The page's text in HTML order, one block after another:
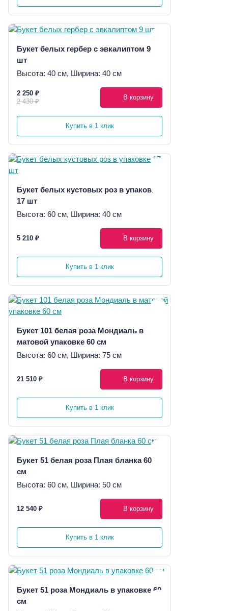
Букет белых гербер с эвкалиптом 9
шт
Высота: 40 см, Ширина: 40 см
2 250 ₽
2 430 ₽
В корзину
Купить в 1 клик
Букет белых кустовых роз в упаковке
17 шт
Высота: 60 см, Ширина: 40 см
5 210 ₽ В корзину
Купить в 1 клик
Букет 101 белая роза Мондиаль в
матовой упаковке 60 см
Высота: 60 см, Ширина: 75 см
21 510 ₽ В корзину
Купить в 1 клик
Букет 51 белая роза Плая бланка 60
см
Высота: 60 см, Ширина: 50 см
12 540 ₽ В корзину
Купить в 1 клик
Букет 51 роза Мондиаль в упаковке 60
см